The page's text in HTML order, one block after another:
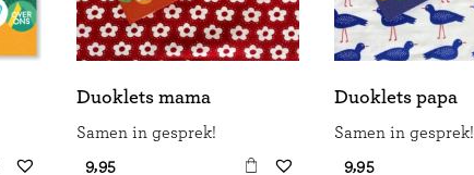
Duoklets mama
Samen in gesprek!
€ 9,95
Duoklets papa
Samen in gesprek!
€ 9,95